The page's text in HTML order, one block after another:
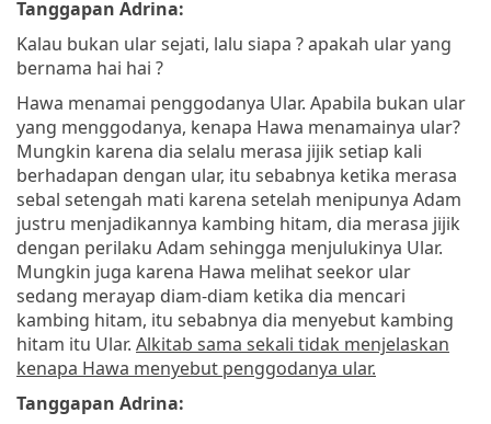
Tanggapan Adrina:
Kalau bukan ular sejati, lalu siapa ? apakah ular yang
bernama hai hai ?
Hawa menamai penggodanya Ular. Apabila bukan ular
yang menggodanya, kenapa Hawa menamainya ular?
Mungkin karena dia selalu merasa jijik setiap kali
berhadapan dengan ular, itu sebabnya ketika merasa
sebal setengah mati karena setelah menipunya Adam
justru menjadikannya kambing hitam, dia merasa jijik
dengan perilaku Adam sehingga menjulukinya Ular.
Mungkin juga karena Hawa melihat seekor ular
sedang merayap diam-diam ketika dia mencari
kambing hitam, itu sebabnya dia menyebut kambing
hitam itu Ular. Alkitab sama sekali tidak menjelaskan
kenapa Hawa menyebut penggodanya ular.
Tanggapan Adrina: